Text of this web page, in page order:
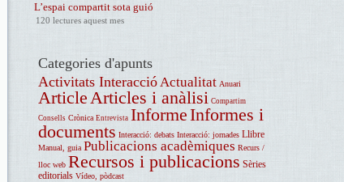
L’espai compartit sota guió
120 lectures aquest mes
Categories d'apunts
Activitats InteraccióActualitat Anuari
ArticleArticles i anàlisi Compartim
Consells Crònica Entrevista InformeInformes i
documents Interacció: debats Interacció: jornades Llibre
Manual, guia Publicacions acadèmiques Recurs /
lloc web Recursos i publicacions Sèries
editorials Vídeo, pòdcast